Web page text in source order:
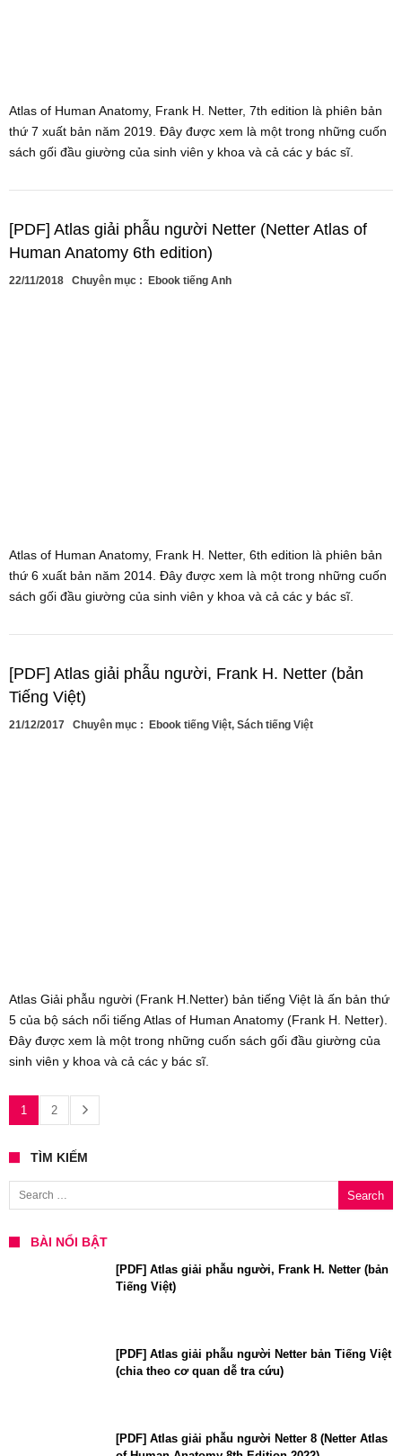
Atlas of Human Anatomy, Frank H. Netter, 7th edition là phiên bản
thứ 7 xuất bản năm 2019. Đây được xem là một trong những cuốn
sách gối đầu giường của sinh viên y khoa và cả các y bác sĩ.
[PDF] Atlas giải phẫu người Netter (Netter Atlas of
Human Anatomy 6th edition)
22/11/2018 Chuyên mục : Ebook tiếng Anh
Atlas of Human Anatomy, Frank H. Netter, 6th edition là phiên bản
thứ 6 xuất bản năm 2014. Đây được xem là một trong những cuốn
sách gối đầu giường của sinh viên y khoa và cả các y bác sĩ.
[PDF] Atlas giải phẫu người, Frank H. Netter (bản
Tiếng Việt)
21/12/2017 Chuyên mục : Ebook tiếng Việt, Sách tiếng Việt
Atlas Giải phẫu người (Frank H.Netter) bản tiếng Việt là ấn bản thứ
5 của bộ sách nổi tiếng Atlas of Human Anatomy (Frank H. Netter).
Đây được xem là một trong những cuốn sách gối đầu giường của
sinh viên y khoa và cả các y bác sĩ.
1 2
TÌM KIẾM
Search for:
BÀI NỔI BẬT
[PDF] Atlas giải phẫu người, Frank H. Netter (bản
Tiếng Việt)
[PDF] Atlas giải phẫu người Netter bản Tiếng Việt
(chia theo cơ quan dễ tra cứu)
[PDF] Atlas giải phẫu người Netter 8 (Netter Atlas